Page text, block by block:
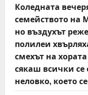
Коледната
семейството на
но въздухът
полилеи
смехът на
сякаш всички
неловко, което